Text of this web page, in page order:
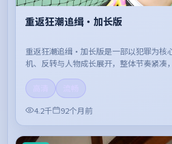
重返狂潮追缉·加长版
重返狂潮追缉·加长版是一部以犯罪为核
机、反转与人物成长展开，整体节奏紧凑
4.2千
92个月前